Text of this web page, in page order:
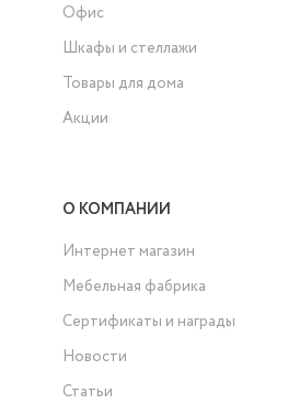
Офис
Шкафы и стеллажи
Товары для дома
Акции
О КОМПАНИИ
Интернет магазин
Мебельная фабрика
Сертификаты и награды
Новости
Статьи